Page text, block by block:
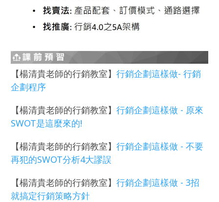
【楊清貴老師的行銷教室】行銷企劃這樣做- 行銷
企劃程序
【楊清貴老師的行銷教室】行銷企劃這樣做 - 原來
SWOT是這麼來的!
【楊清貴老師的行銷教室】行銷企劃這樣做 - 不要
再犯的SWOT分析4大謬誤
【楊清貴老師的行銷教室】行銷企劃這樣做 - 3招
就搞定行銷策略方針